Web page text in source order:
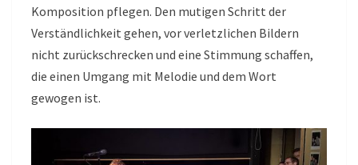
Komposition pflegen. Den mutigen Schritt der
Verständlichkeit gehen, vor verletzlichen Bildern
nicht zurückschrecken und eine Stimmung schaffen,
die einen Umgang mit Melodie und dem Wort
gewogen ist.